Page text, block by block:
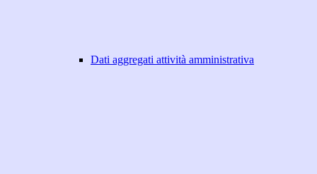
Dati aggregati attività amministrativa